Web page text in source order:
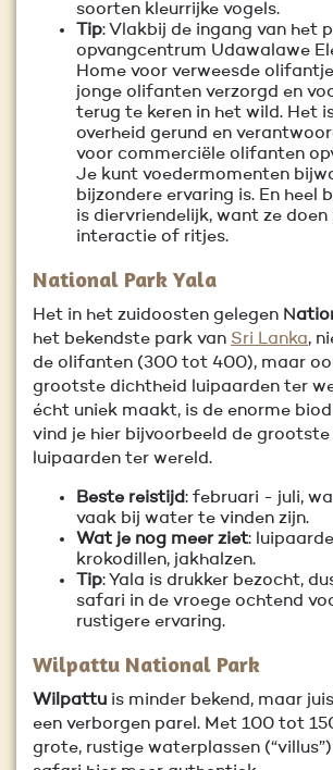
soorten kleurrijke vogels.
Tip: Vlakbij de ingang van het
opvangcentrum Udawalawe
Home voor verweesde
jonge olifanten verzorgd en
terug te keren in het wild. Het
overheid gerund en
voor commerciële olifanten
Je kunt voedermomenten
bijzondere ervaring is. En heel
is diervriendelijk, want ze doen
interactie of ritjes.
National Park Yala
Het in het zuidoosten gelegen N
het bekendste park van Sri Lanka,
de olifanten (300 tot 400), maar
grootste dichtheid luipaarden ter
écht uniek maakt, is de enorme
vind je hier bijvoorbeeld de
luipaarden ter wereld.
Beste reistijd: februari - juli,
vaak bij water te vinden zijn.
Wat je nog meer ziet:
krokodillen, jakhalzen.
Tip: Yala is drukker bezocht,
safari in de vroege ochtend
rustigere ervaring.
Wilpattu National Park
Wilpattu is minder bekend, maar
een verborgen parel. Met 100 tot
grote, rustige waterplassen